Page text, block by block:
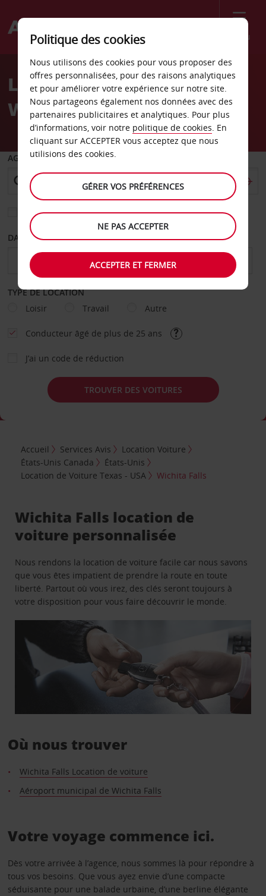
Menu
Welcome
AvisLocation de voiture
Wichita Falls
AGENCE DE DÉPART
Sélectionnez une autre agence de retour
DATE DE DÉPART DATE DE RETOUR
TYPE DE LOCATION
Loisir
Travail Autre
Conducteur âgé de plus de 25 ans
J’ai un code de réduction
TROUVER DES VOITURES
Accueil Services Avis
Location Voiture
États-Unis Canada
États-Unis
Location de Voiture Texas - USA
Wichita Falls
Wichita Falls location de
voiture personnalisée
Nous rendons la location de voiture facile car nous savons
que vous êtes impatient de prendre la route en toute
liberté. Partout où vous irez, des clés seront toujours à
votre disposition pour vous faire découvrir le monde.
Où nous trouver
Wichita Falls Location de voiture
Aéroport municipal de Wichita Falls
Votre voyage commence ici.
Dès votre arrivée à l’agence, nous sommes là pour répondre à
tous vos besoins. Que vous ayez envie d’une compacte
séduisante pour une balade urbaine, d’une berline élégante
Politique des cookies
Nous utilisons des cookies pour vous proposer des
offres personnalisées, pour des raisons analytiques
et pour améliorer votre expérience sur notre site.
Nous partageons également nos données avec des
partenaires publicitaires et analytiques. Pour plus
d’informations, voir notre politique de cookies. En
cliquant sur ACCEPTER vous acceptez que nous
utilisions des cookies.
GÉRER VOS PRÉFÉRENCES
NE PAS ACCEPTER
ACCEPTER ET FERMER